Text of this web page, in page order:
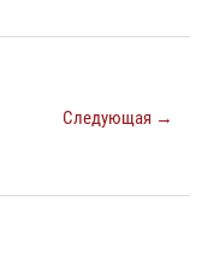
Следующая →